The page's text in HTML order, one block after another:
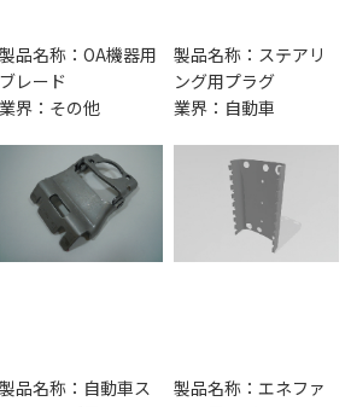
製品名称：OA機器用
ブレード
業界：その他
製品名称：ステアリ
ング用プラグ
業界：自動車
製品名称：自動車ス
製品名称：エネファ